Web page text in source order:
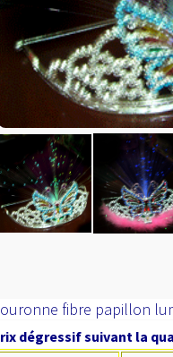
fibre papillon
dégressif suivant la